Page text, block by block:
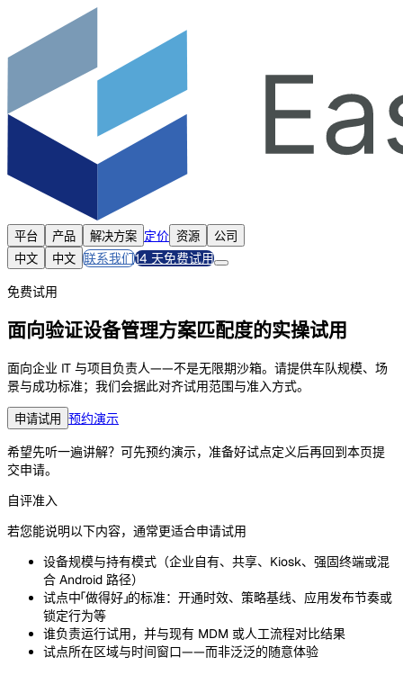
平台 产品 解决方案 定价 资源
公司
中文
中文 联系我们14 天免费试用
免费试用
面向验证设备管理方案匹配度的实操试用
面向企业 IT 与项目负责人——不是无限期沙箱。请提供车队规模、场
景与成功标准；我们会据此对齐试用范围与准入方式。
申请试用 预约演示
希望先听一遍讲解？可先预约演示，准备好试点定义后再回到本页提
交申请。
自评准入
若您能说明以下内容，通常更适合申请试用
设备规模与持有模式（企业自有、共享、Kiosk、强固终端或混
合 Android 路径）
试点中「做得好」的标准：开通时效、策略基线、应用发布节奏或
锁定行为等
谁负责运行试用，并与现有 MDM 或人工流程对比结果
试点所在区域与时间窗口——而非泛泛的随意体验